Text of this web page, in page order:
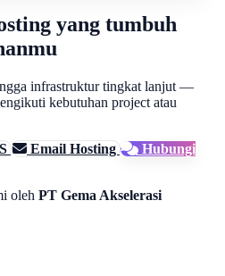
yang tumbuh
infrastruktur tingkat lanjut —
kebutuhan project atau
Email Hosting
Hubungi
oleh PT Gema Akselerasi